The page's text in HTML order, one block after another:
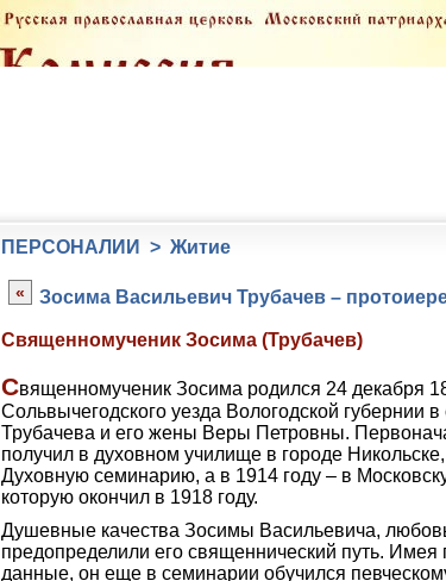
ПЕРСОНАЛИИ > Житие
« Зосима Васильевич Трубачев –
Cвященномученик Зосима (Трубачев)
Священномученик Зосима родился 24 декабря
Сольвычегодского уезда Вологодской губернии
Трубачева и его жены Веры Петровны.
получил в духовном училище в городе
Духовную семинарию, а в 1914 году – в
которую окончил в 1918 году.
Душевные качества Зосимы Васильевича,
предопределили его священнический путь. Имея
данные, он еще в семинарии обучился